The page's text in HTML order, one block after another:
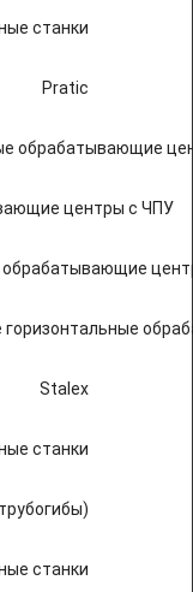
станки
Pratic
обрабатывающие
центры с ЧПУ
горизонтальные
Stalex
станки
станки